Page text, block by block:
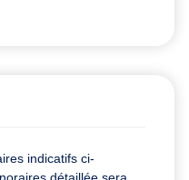
indicatifs ci-
détaillée sera